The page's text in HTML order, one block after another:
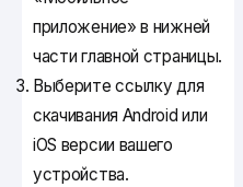
приложение» в нижней
части главной страницы.
Выберите ссылку для
скачивания Android или
iOS версии вашего
устройства.